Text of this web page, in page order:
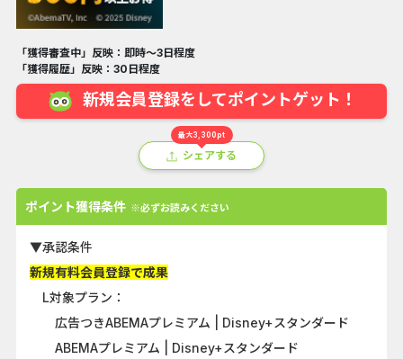
「獲得審査中」反映：即時～3日程度
「獲得履歴」反映：30日程度
新規会員登録をしてポイントゲット！
最大3,300pt
シェアする
ポイント獲得条件 ※必ずお読みください
▼承認条件
新規有料会員登録で成果
L対象プラン：
広告つきABEMAプレミアム | Disney+スタンダード
ABEMAプレミアム | Disney+スタンダード